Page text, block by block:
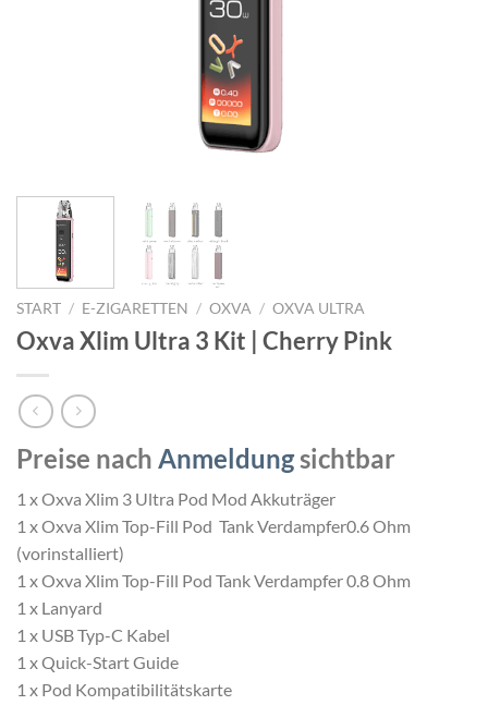
START / E-ZIGARETTEN / OXVA / OXVA ULTRA
Oxva Xlim Ultra 3 Kit | Cherry Pink
Preise nach Anmeldungsichtbar
1 x Oxva Xlim 3 Ultra Pod Mod Akkuträger
1 x Oxva Xlim Top-Fill Pod Tank Verdampfer0.6 Ohm
(vorinstalliert)
1 x Oxva Xlim Top-Fill Pod Tank Verdampfer 0.8 Ohm
1 x Lanyard
1 x USB Typ-C Kabel
1 x Quick-Start Guide
1 x Pod Kompatibilitätskarte